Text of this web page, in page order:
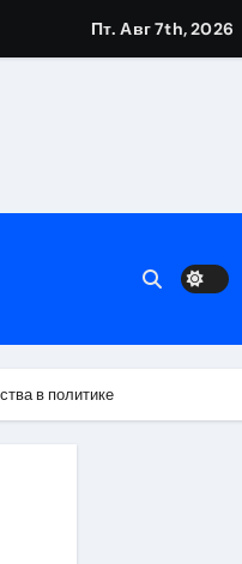
Пт. Авг 7th, 2026
в политике